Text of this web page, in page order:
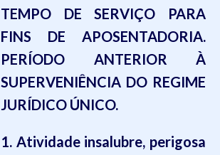
TEMPO DE SERVIÇO PARA
FINS DE APOSENTADORIA.
PERÍODO ANTERIOR À
SUPERVENIÊNCIA DO REGIME
JURÍDICO ÚNICO.
1. Atividade insalubre, perigosa